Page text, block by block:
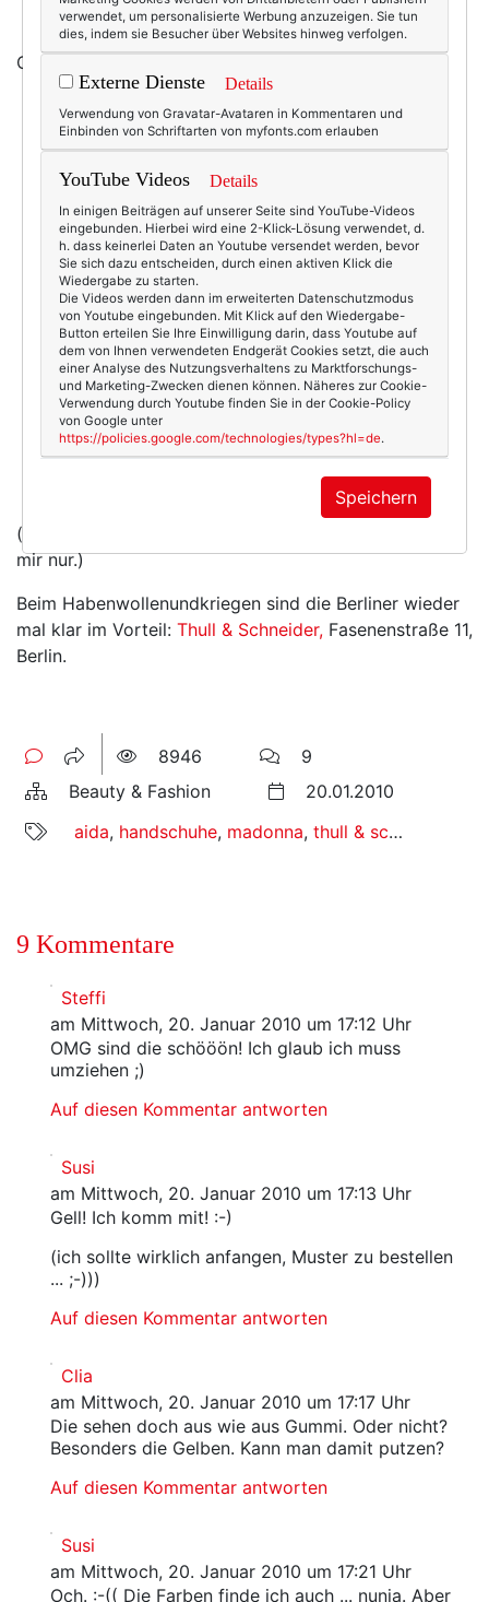
Oder dieses Plissee?
(nein, ich sage jetzt nicht wieder "hach" - ich denke es
mir nur.)
Beim Habenwollenundkriegen sind die Berliner wieder
mal klar im Vorteil: Thull & Schneider, Fasenenstraße 11,
Berlin.
8946
9
Beauty & Fashion
20.01.2010
aida, handschuhe, madonna, thull & schneider
9 Kommentare
Steffi
am Mittwoch, 20. Januar 2010 um 17:12 Uhr
OMG sind die schööön! Ich glaub ich muss
umziehen ;)
Auf diesen Kommentar antworten
Susi
am Mittwoch, 20. Januar 2010 um 17:13 Uhr
Gell! Ich komm mit! :-)
(ich sollte wirklich anfangen, Muster zu bestellen
... ;-)))
Auf diesen Kommentar antworten
Clia
am Mittwoch, 20. Januar 2010 um 17:17 Uhr
Die sehen doch aus wie aus Gummi. Oder nicht?
Besonders die Gelben. Kann man damit putzen?
Auf diesen Kommentar antworten
Susi
am Mittwoch, 20. Januar 2010 um 17:21 Uhr
Och. :-(( Die Farben finde ich auch ... nunja. Aber
verwendet, um personalisierte Werbung anzuzeigen. Sie tun
dies, indem sie Besucher über Websites hinweg verfolgen.
Externe Dienste Details
Verwendung von Gravatar-Avataren in Kommentaren und
Einbinden von Schriftarten von myfonts.com erlauben
YouTube Videos Details
In einigen Beiträgen auf unserer Seite sind YouTube-Videos
eingebunden. Hierbei wird eine 2-Klick-Lösung verwendet, d.
h. dass keinerlei Daten an Youtube versendet werden, bevor
Sie sich dazu entscheiden, durch einen aktiven Klick die
Wiedergabe zu starten.
Die Videos werden dann im erweiterten Datenschutzmodus
von Youtube eingebunden. Mit Klick auf den Wiedergabe-
Button erteilen Sie Ihre Einwilligung darin, dass Youtube auf
dem von Ihnen verwendeten Endgerät Cookies setzt, die auch
einer Analyse des Nutzungsverhaltens zu Marktforschungs-
und Marketing-Zwecken dienen können. Näheres zur Cookie-
Verwendung durch Youtube finden Sie in der Cookie-Policy
von Google unter
https://policies.google.com/technologies/types?hl=de.
Speichern